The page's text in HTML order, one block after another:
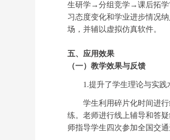
生研学→分组竞学→课后拓学
习态度变化和学业进步情况
场，并辅以虚拟仿真软件。
五、应用效果
（一）教学效果与反馈
1.提升了学生理论与实践
学生利用碎片化时间进
练。老师进行线上辅导和答
师指导学生四次参加全国交